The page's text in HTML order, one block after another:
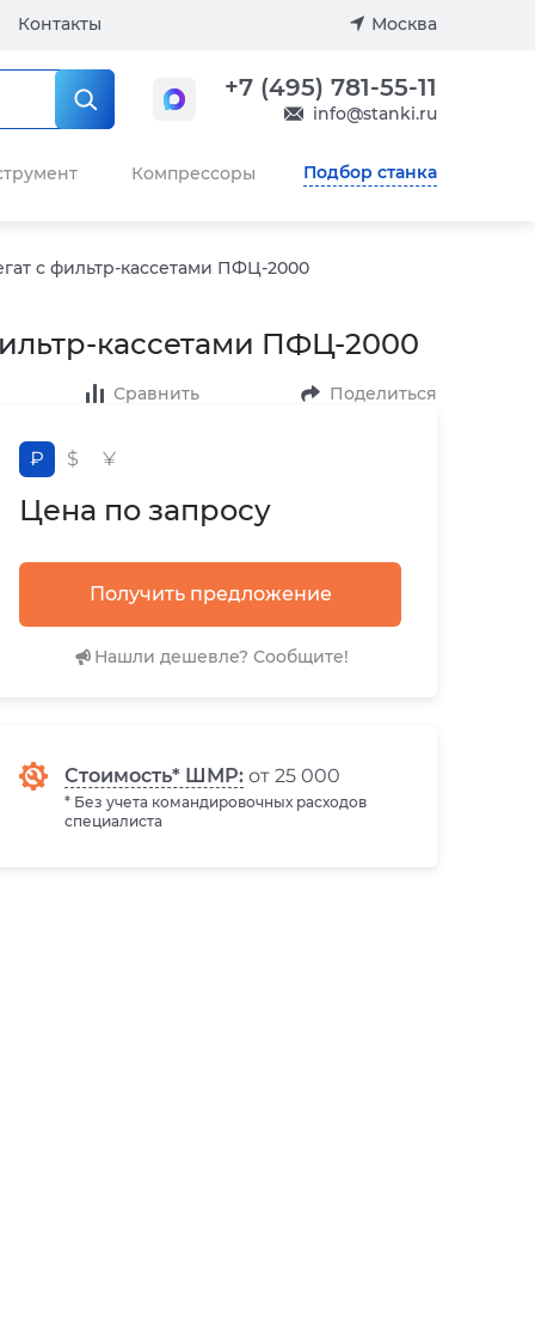
Контакты Москва
+7 (495) 781-55-11
info@stanki.ru
Компрессоры Подбор станка
с фильтр-кассетами ПФЦ-2000
кассетами ПФЦ-2000
Сравнить Поделиться
₽ $ ¥
Цена по запросу
Получить предложение
Нашли дешевле? Сообщите!
Стоимость* ШМР: от 25 000
* Без учета командировочных расходов
специалиста